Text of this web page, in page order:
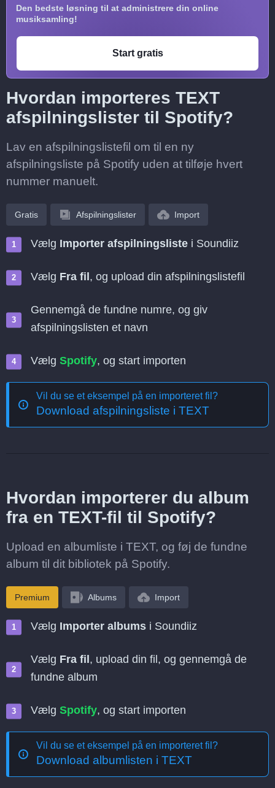
Den bedste løsning til at administrere din online
musiksamling!
Start gratis
Hvordan importeres TEXT
afspilningslister til Spotify?
Lav en afspilningslistefil om til en ny
afspilningsliste på Spotify uden at tilføje hvert
nummer manuelt.
Gratis Afspilningslister Import
Vælg Importer afspilningsliste i Soundiiz
Vælg Fra fil , og upload din afspilningslistefil
Gennemgå de fundne numre, og giv
afspilningslisten et navn
Vælg Spotify, og start importen
Vil du se et eksempel på en importeret fil?
Download afspilningsliste i TEXT
Hvordan importerer du album
fra en TEXT-fil til Spotify?
Upload en albumliste i TEXT, og føj de fundne
album til dit bibliotek på Spotify.
Premium Albums Import
Vælg Importer albums i Soundiiz
Vælg Fra fil , upload din fil, og gennemgå de
fundne album
Vælg Spotify, og start importen
Vil du se et eksempel på en importeret fil?
Download albumlisten i TEXT